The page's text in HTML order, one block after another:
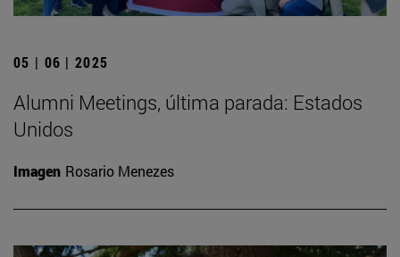
05 | 06 | 2025
Alumni Meetings, última parada: Estados
Unidos
Imagen Rosario Menezes